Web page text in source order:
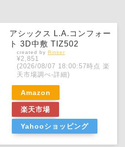
アシックス L.A.コンフォー
ト 3D中敷 TIZ502
created by Rinker
¥2,851
(2026/08/07 18:00:57時点 楽
天市場調べ-詳細)
Amazon
楽天市場
Yahooショッピング